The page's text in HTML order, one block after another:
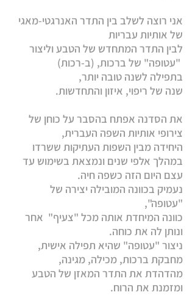
​אני רוצה לשלב בין התדר האנרגטי-מאגי
של אותיות עבריות
לבין התדר המתחדש של הטבע וליצור
"עטופה" של ברכות, (ב-רכות)
בתפילה לשנה טובה יותר,
שנה של ריפוי, איזון והתחדשות.
את הסדנה אפתח בהסבר על כוחן של
צירופי אותיות השפה העברית,
היחידה מבין השפות העתיקות ששרדו
במהלך אלפי שנים ונמצאת בשימוש עד
עצם היום הזה כשפה חיה.
נעמיק בכוונה המובילה יצירה של
"עטופה",
כוונה המיחדת אותה מכל "צעיף" אחר
ונותן לה את כוחה.​
ניצור "עטופה" שהיא תפילה אישית,
מחבקת ברכות, מכילה, מגינה,
מהדהדת את התדר המאזן של הטבע
ומזמנת את הרוח.